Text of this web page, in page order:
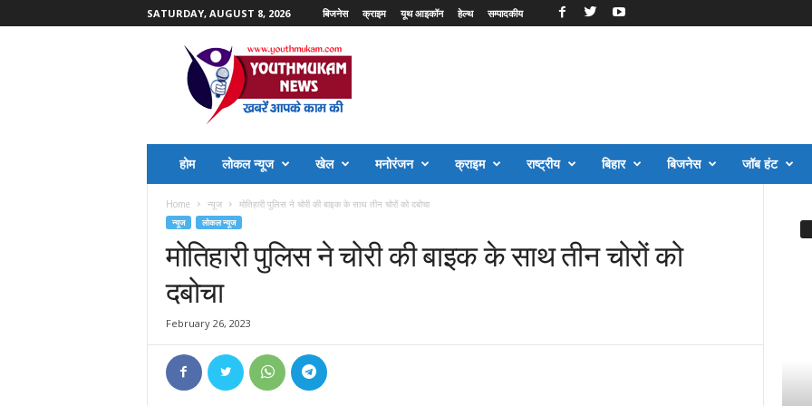
SATURDAY, AUGUST 8, 2026 बिजनेस क्राइम यूथ आइकॉन हेल्थ सम्पादकीय
होम लोकल न्यूज खेल मनोरंजन क्राइम राष्ट्रीय बिहार बिजनेस जॉब हंट
Home न्यूज मोतिहारी पुलिस ने चोरी की बाइक के साथ तीन चोरों को दबोचा
न्यूज लोकल न्यूज
मोतिहारी पुलिस ने चोरी की बाइक के साथ तीन चोरों को
दबोचा
February 26, 2023